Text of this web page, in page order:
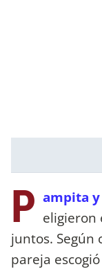
P ampita
eligieron
juntos. Según
pareja